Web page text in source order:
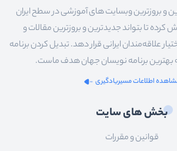
و بروزترین وبسایت های آموزشی در سطح ایران
تا بتواند جدیدترین و بروزترین مقالات و
علاقه‌مندان ایرانی قرار دهد. تبدیل کردن برنامه
بهترین برنامه نویسان جهان هدف ماست.
اطلاعات مسیریادگیری
بخش های سایت
قوانین و مقررات